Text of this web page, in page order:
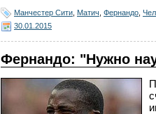
Манчестер Сити Матич Фернандо
30.01.2015
Фернандо: "Нужно